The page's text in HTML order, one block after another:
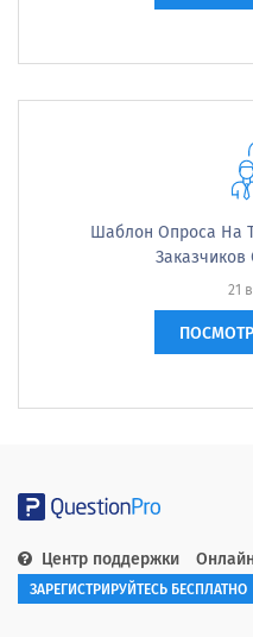
Шаблон Опроса На
21
Центр поддержки
ЗАРЕГИСТРИРУЙТЕСЬ БЕСПЛАТНО